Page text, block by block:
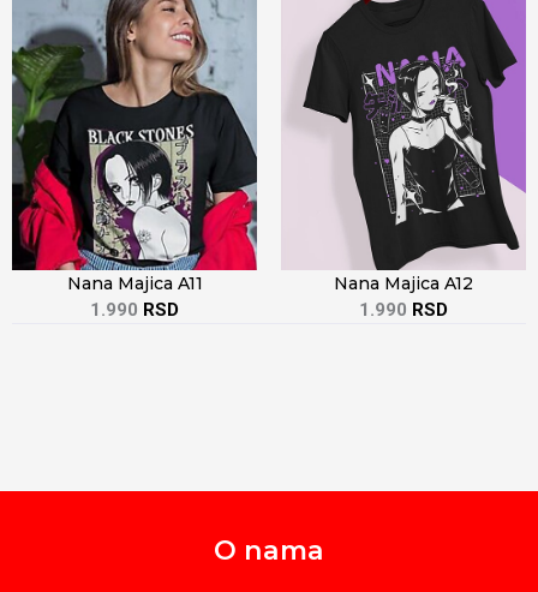
Nana Majica A11
1.990 RSD
Nana Majica A12
1.990 RSD
O nama